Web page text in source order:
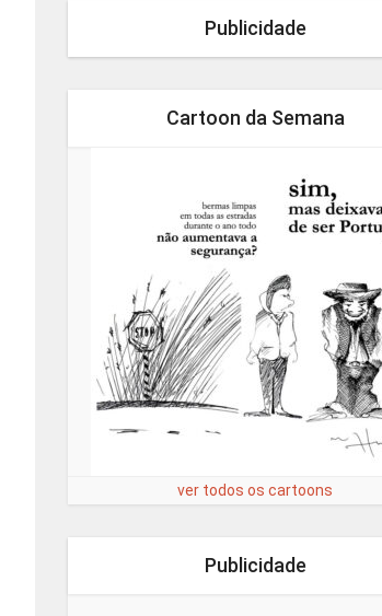
Publicidade
Cartoon da Semana
ver todos os cartoons
Publicidade